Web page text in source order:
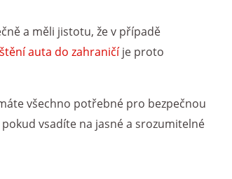
a měli jistotu, že v případě
auta do zahraničíje proto
všechno potřebné pro bezpečnou
vsadíte na jasné a srozumitelné